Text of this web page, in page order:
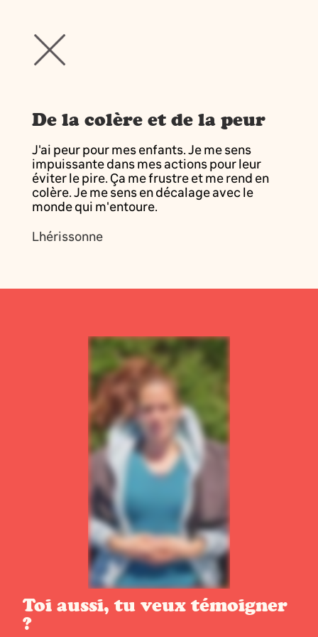
De la colère et de la peur
J'ai peur pour mes enfants. Je me sens
impuissante dans mes actions pour leur
éviter le pire. Ça me frustre et me rend en
colère. Je me sens en décalage avec le
monde qui m'entoure.
Lhérissonne
Toi aussi, tu veux témoigner
?